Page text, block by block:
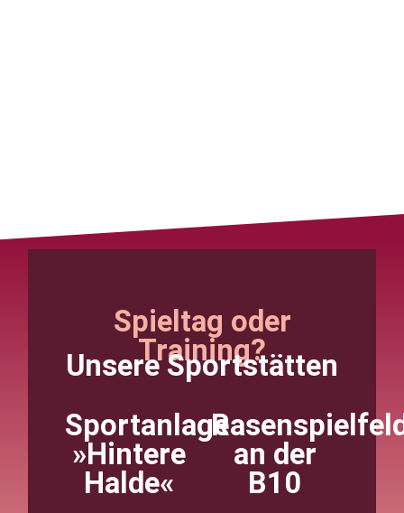
Spieltag oder
Training?
Unsere Sportstätten
Sportanlage
»Hintere
Halde«
an der
B10